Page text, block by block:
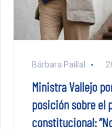
Bárbara Paillal
Ministra Vallejo
posición sobre el
constitucional: